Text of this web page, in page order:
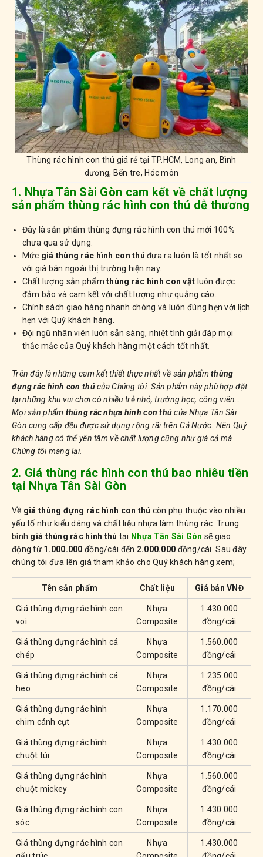
Thùng rác hình con thú giá rẻ tại TP.HCM, Long an, Bình
dương, Bến tre, Hóc môn
1. Nhựa Tân Sài Gòn cam kết về chất lượng
sản phẩm thùng rác hình con thú dễ thương
Đây là sản phẩm thùng đựng rác hình con thú mới 100%
chưa qua sử dụng.
Mức giá thùng rác hình con thú đưa ra luôn là tốt nhất so
với giá bán ngoài thị trường hiện nay.
Chất lượng sản phẩmthùng rác hình con vật luôn được
đảm bảo và cam kết với chất lượng như quảng cáo.
Chính sách giao hàng nhanh chóng và luôn đúng hẹn với lịch
hẹn với Quý khách hàng.
Đội ngũ nhân viên luôn sẵn sàng, nhiệt tình giải đáp mọi
thắc mắc của Quý khách hàng một cách tốt nhất.
Trên đây là những cam kết thiết thực nhất về sản phẩmthùng
đựng rác hình con thúcủa Chúng tôi. Sản phẩm này phù hợp đặt
tại những khu vui chơi có nhiều trẻ nhỏ, trường học, công viên…
Mọi sản phẩm thùng rác nhựa hình con thúcủa Nhựa Tân Sài
Gòn cung cấp đều được sử dụng rộng rãi trên Cả Nước. Nên Quý
khách hàng có thể yên tâm về chất lượng cũng như giá cả mà
Chúng tôi mang lại.
2. Giá thùng rác hình con thú bao nhiêu tiền
tại Nhựa Tân Sài Gòn
Về giá thùng đựng rác hình con thú còn phụ thuộc vào nhiều
yếu tố như kiểu dáng và chất liệu nhựa làm thùng rác. Trung
bình giá thùng rác hình thú tại Nhựa Tân Sài Gòn sẽ giao
động từ 1.000.000 đồng/cái đến 2.000.000 đồng/cái. Sau đây
chúng tôi đưa lên giá tham khảo cho Quý khách hàng xem;
Tên sản phẩm Chất liệu Giá bán VNĐ
Giá thùng đựng rác hình con
voi
Nhựa
Composite
1.430.000
đồng/cái
Giá thùng đựng rác hình cá
chép
Nhựa
Composite
1.560.000
đồng/cái
Giá thùng đựng rác hình cá
heo
Nhựa
Composite
1.235.000
đồng/cái
Giá thùng đựng rác hình
chim cánh cụt
Nhựa
Composite
1.170.000
đồng/cái
Giá thùng đựng rác hình
chuột túi
Nhựa
Composite
1.430.000
đồng/cái
Giá thùng đựng rác hình
chuột mickey
Nhựa
Composite
1.560.000
đồng/cái
Giá thùng đựng rác hình con
sóc
Nhựa
Composite
1.430.000
đồng/cái
Giá thùng đựng rác hình con
Nhựa
1.430.000